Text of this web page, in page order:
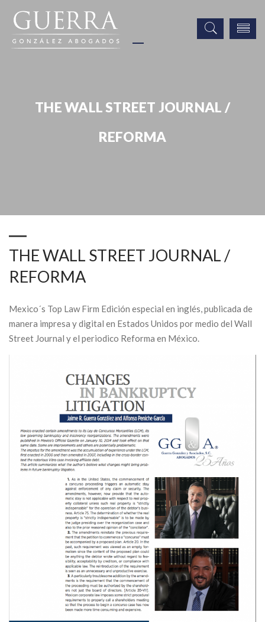
THE WALL STREET JOURNAL /
REFORMA
THE WALL STREET JOURNAL /
REFORMA
Mexico´s Top Law Firm Edición especial en inglés, publicada de
manera impresa y digital en Estados Unidos por medio del Wall
Street Journal y el periodico Reforma en México.